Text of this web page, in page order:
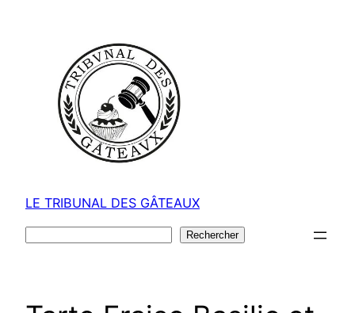
LE TRIBUNAL DES GÂTEAUX
Rechercher